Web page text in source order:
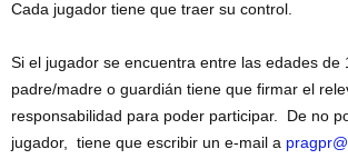
Cada jugador tiene que traer su control.
Si el jugador se encuentra entre las edades de
padre/madre o guardián tiene que firmar el
responsabilidad para poder participar. De no
jugador, tiene que escribir un e-mail a